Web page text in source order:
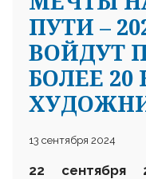
ПУТИ –
ВОЙДУТ
БОЛЕЕ
13 сентября 2024
22 сентября